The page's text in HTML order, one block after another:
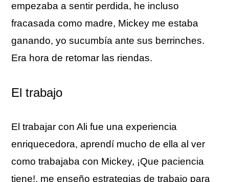
empezaba a sentir perdida, he incluso
fracasada como madre, Mickey me estaba
ganando, yo sucumbía ante sus berrinches.
Era hora de retomar las riendas.
El trabajo
El trabajar con Ali fue una experiencia
enriquecedora, aprendí mucho de ella al ver
como trabajaba con Mickey, ¡Que paciencia
tiene!, me enseño estrategias de trabajo para